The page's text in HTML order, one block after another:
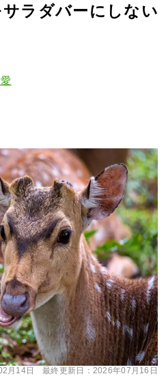
ラダバーにしない
月14日 最終更新日： 2026年07月16日